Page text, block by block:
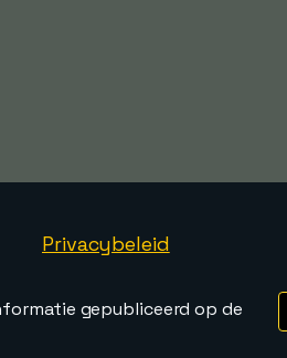
Privacybeleid
gepubliceerd op de